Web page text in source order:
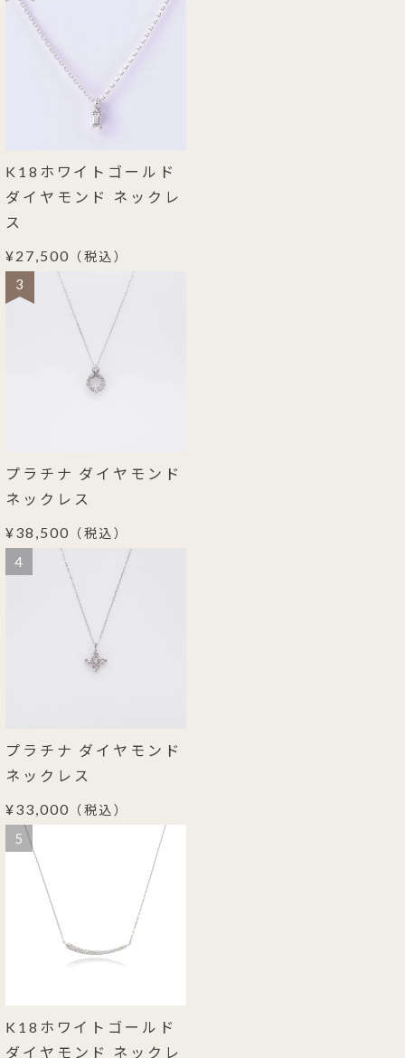
K18ホワイトゴールド
ダイヤモンド ネックレ
ス
¥27,500 （税込）
3
プラチナ ダイヤモンド
ネックレス
¥38,500 （税込）
4
プラチナ ダイヤモンド
ネックレス
¥33,000 （税込）
5
K18ホワイトゴールド
ダイヤモンド ネックレ